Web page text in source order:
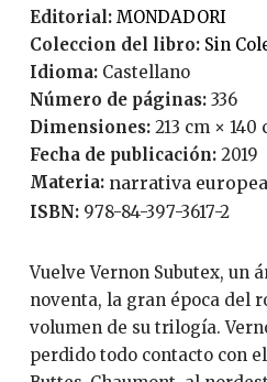
Editorial:
MONDADORI
Coleccion del libro:
Sin
Idioma:
Castellano
Número de páginas: 336
Dimensiones: 213 cm × 140
Fecha de publicación:
2019
Materia: narrativa europea
ISBN: 978-84-397-3617-2
Vuelve Vernon Subutex, un ángel caído de los años
noventa, la gran época del
volumen de su trilogía.
perdido todo contacto con